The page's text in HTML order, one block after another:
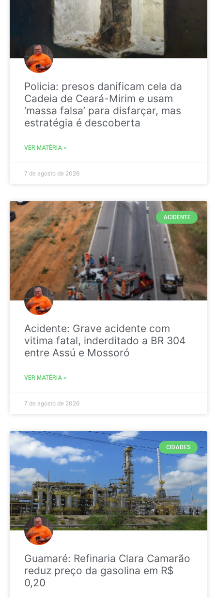
Policia: presos danificam cela da
Cadeia de Ceará-Mirim e usam
‘massa falsa’ para disfarçar, mas
estratégia é descoberta
VER MATÉRIA »
7 de agosto de 2026
ACIDENTE
Acidente: Grave acidente com
vitima fatal, inderditado a BR 304
entre Assú e Mossoró
VER MATÉRIA »
7 de agosto de 2026
CIDADES
Guamaré: Refinaria Clara Camarão
reduz preço da gasolina em R$
0,20